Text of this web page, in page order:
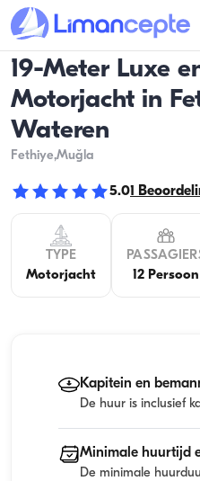
19-Meter Luxe
Motorjacht in
Wateren
Fethiye,Muğla
5.01
TYPE
Motorjacht
12 Persoon
Kapitein en
De huur is inclusief
Minimale huurtijd
De minimale